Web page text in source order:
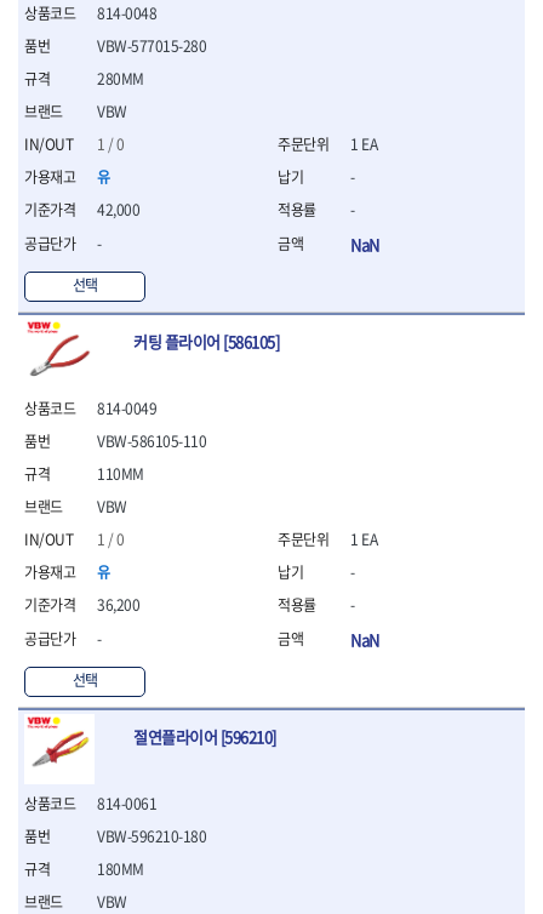
- 센타펀치
- 평치즐
- 핀펀치세트
- 펀치세트
- 톱대
- 용접용품
- 빠루
- 커터칼
- 전지가위
- 전정톱
- 목공톱
- 고지톱
- 다목적가위
- 휠메저
- 마킹
연마용품
- 조줄
- 조줄세트
- 판금줄홀더
- 줄
- 탑체스터
- 플라스틱이동공구함
- 공구통
814-0048
VBW
1 / 0
유
42,000
-
선택
VBW-577015-280
280MM
1 EA
-
-
NaN
커팅 플라이어 [586105]
814-0049
VBW
1 / 0
유
36,200
-
선택
VBW-586105-110
110MM
1 EA
-
-
NaN
절연플라이어 [596210]
814-0061
VBW
VBW-596210-180
180MM